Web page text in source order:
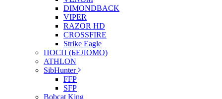
DIMONDBACK
VIPER
RAZOR HD
CROSSFIRE
Strike Eagle
ПОСП (БЕЛОМО)
ATHLON
SibHunter
FFP
SFP
Bobcat King